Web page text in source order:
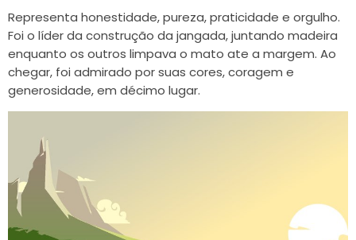
Representa honestidade, pureza, praticidade e orgulho.
Foi o líder da construção da jangada, juntando madeira
enquanto os outros limpava o mato ate a margem. Ao
chegar, foi admirado por suas cores, coragem e
generosidade, em décimo lugar.